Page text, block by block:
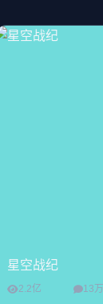
星空战纪
2.2亿 13万